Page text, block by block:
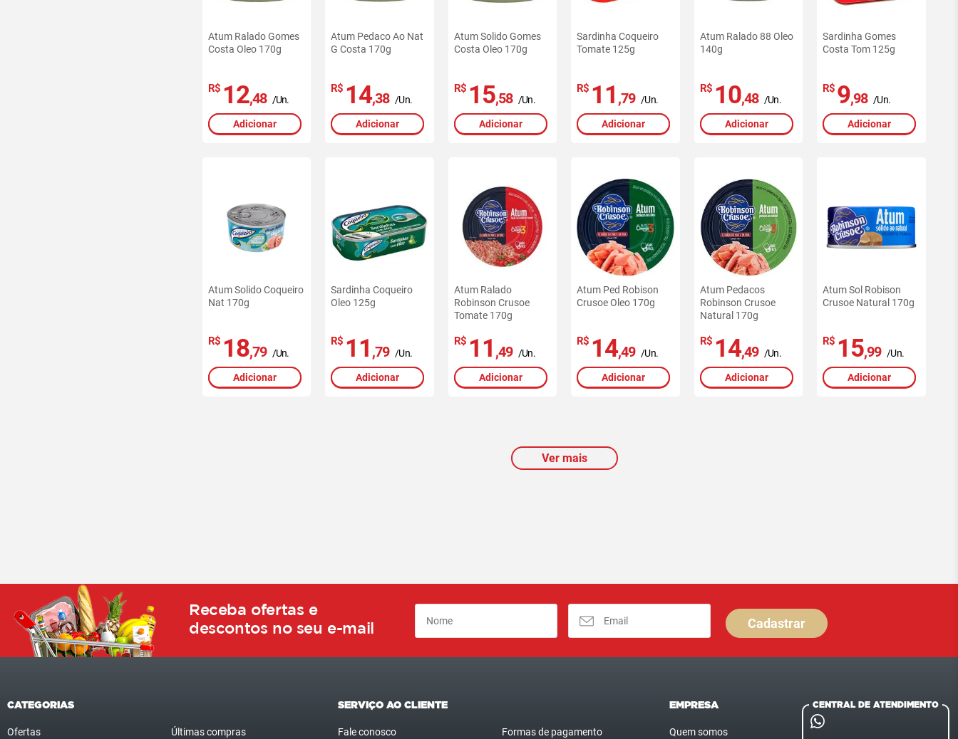
Atum Ralado Gomes
Costa Oleo 170g
R$ 12,48 /Un.
Adicionar
Atum Pedaco Ao Nat
G Costa 170g
R$ 14,38 /Un.
Adicionar
Atum Solido Gomes
Costa Oleo 170g
R$ 15,58 /Un.
Adicionar
Sardinha Coqueiro
Tomate 125g
R$ 11 ,79 /Un.
Adicionar
Atum Ralado 88 Oleo
140g
R$ 10,48 /Un.
Adicionar
Sardinha Gomes
Costa Tom 125g
R$ 9,98 /Un.
Adicionar
Atum Solido Coqueiro
Nat 170g
R$ 18,79 /Un.
Adicionar
Sardinha Coqueiro
Oleo 125g
R$ 11 ,79 /Un.
Adicionar
Atum Ralado
Robinson Crusoe
Tomate 170g
R$ 11 ,49 /Un.
Adicionar
Atum Ped Robison
Crusoe Oleo 170g
R$ 14,49 /Un.
Adicionar
Atum Pedacos
Robinson Crusoe
Natural 170g
R$ 14,49 /Un.
Adicionar
Atum Sol Robison
Crusoe Natural 170g
R$ 15,99 /Un.
Adicionar
Ver mais
Receba ofertas e
descontos no seu e-mail
Cadastrar
CATEGORIAS
Ofertas Últimas compras
SERVIÇO AO CLIENTE
Fale conosco Formas de pagamento
EMPRESA
Quem somos
CENTRAL DE ATENDIMENTO